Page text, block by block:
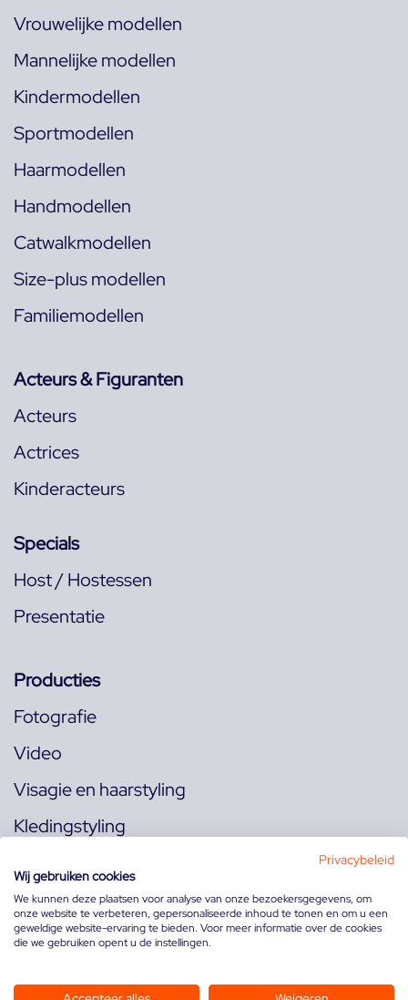
Vrouwelijke modellen
Mannelijke modellen
Kindermodellen
Sportmodellen
Haarmodellen
Handmodellen
Catwalkmodellen
Size-plus modellen
Familiemodellen
Acteurs & Figuranten
Acteurs
Actrices
Kinderacteurs
Specials
Host / Hostessen
Presentatie
Producties
Fotografie
Video
Visagie en haarstyling
Kledingstyling
Volg ons op:
Privacybeleid
Wij gebruiken cookies
We kunnen deze plaatsen voor analyse van onze bezoekersgegevens, om
onze website te verbeteren, gepersonaliseerde inhoud te tonen en om u een
geweldige website-ervaring te bieden. Voor meer informatie over de cookies
die we gebruiken opent u de instellingen.